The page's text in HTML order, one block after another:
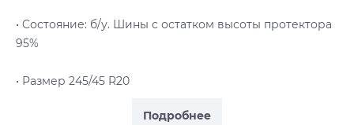
Подробнее
• Cостояние: б/у. Шины с остатком высоты протектора
95%
• Размер 245/45 R20